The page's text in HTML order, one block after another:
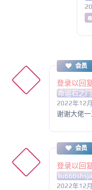
会员
登录以回
命运石之门
2022年12
谢谢大佬
会员
登录以回
2022年12